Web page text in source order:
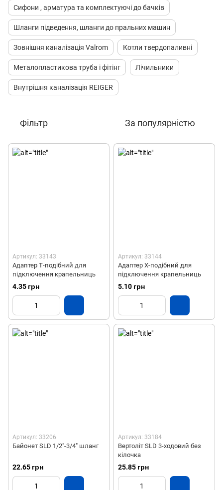
Сифони , арматура та комплектуючі до бачків
Шланги підведення, шланги до пральних машин
Зовнішня каналізація Valrom Котли твердопаливні
Металопластикова труба і фітінг Лічильники
Внутрішня каналізація REIGER
Фільтр За популярністю
Артикул: 33143
Адаптер Т-подібний для
підключення крапельниць
4.35 грн
Артикул: 33144
Адаптер Х-подібний для
підключення крапельниць
5.10 грн
Артикул: 33206
Байонет SLD 1/2"-3/4" шланг
22.65 грн
Артикул: 33184
Вертоліт SLD 3-ходовий без
кілочка
25.85 грн